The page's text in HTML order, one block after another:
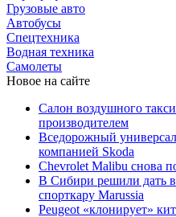
Грузовые авто
Автобусы
Спецтехника
Водная техника
Самолеты
Новое на сайте
Салон воздушного
производителем
Вседорожный
компанией Skoda
Chevrolet Malibu снова
В Сибири решили дать
спорткару Marussia
Peugeot «клонирует»